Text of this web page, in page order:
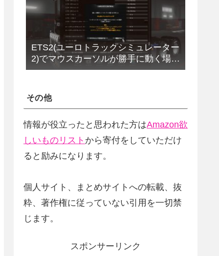
ETS2(ユーロトラックシミュレーター
2)でマウスカーソルが勝手に動く場合
の解決法(改定版)
その他
情報が役立ったと思われた方はAmazon欲
しいものリスト から寄付をしていただけ
ると励みになります。
個人サイト、まとめサイトへの転載、抜
粋、著作権に従っていない引用を一切禁
じます。
スポンサーリンク